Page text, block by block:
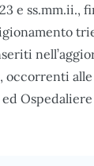
e ss.mm.ii.,
occorrenti